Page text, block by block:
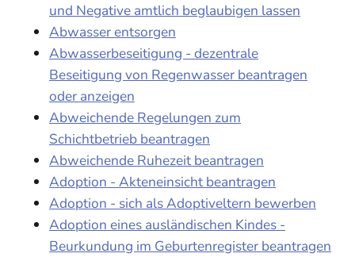
und Negative amtlich beglaubigen lassen
Abwasser entsorgen
Abwasserbeseitigung - dezentrale
Beseitigung von Regenwasser beantragen
oder anzeigen
Abweichende Regelungen zum
Schichtbetrieb beantragen
Abweichende Ruhezeit beantragen
Adoption - Akteneinsicht beantragen
Adoption - sich als Adoptiveltern bewerben
Adoption eines ausländischen Kindes -
Beurkundung im Geburtenregister beantragen